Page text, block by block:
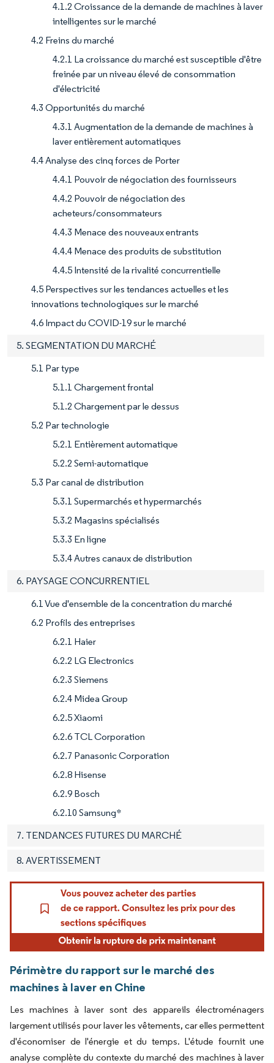
4.1.2 Croissance de la demande de machines à laver
intelligentes sur le marché
4.2 Freins du marché
4.2.1 La croissance du marché est susceptible d'être
freinée par un niveau élevé de consommation
d'électricité
4.3 Opportunités du marché
4.3.1 Augmentation de la demande de machines à
laver entièrement automatiques
4.4 Analyse des cinq forces de Porter
4.4.1 Pouvoir de négociation des fournisseurs
4.4.2 Pouvoir de négociation des
acheteurs/consommateurs
4.4.3 Menace des nouveaux entrants
4.4.4 Menace des produits de substitution
4.4.5 Intensité de la rivalité concurrentielle
4.5 Perspectives sur les tendances actuelles et les
innovations technologiques sur le marché
4.6 Impact du COVID-19 sur le marché
5. SEGMENTATION DU MARCHÉ
5.1 Par type
5.1.1 Chargement frontal
5.1.2 Chargement par le dessus
5.2 Par technologie
5.2.1 Entièrement automatique
5.2.2 Semi-automatique
5.3 Par canal de distribution
5.3.1 Supermarchés et hypermarchés
5.3.2 Magasins spécialisés
5.3.3 En ligne
5.3.4 Autres canaux de distribution
6. PAYSAGE CONCURRENTIEL
6.1 Vue d'ensemble de la concentration du marché
6.2 Profils des entreprises
6.2.1 Haier
6.2.2 LG Electronics
6.2.3 Siemens
6.2.4 Midea Group
6.2.5 Xiaomi
6.2.6 TCL Corporation
6.2.7 Panasonic Corporation
6.2.8 Hisense
6.2.9 Bosch
6.2.10 Samsung*
7. TENDANCES FUTURES DU MARCHÉ
8. AVERTISSEMENT
Périmètre du rapport sur le marché des
machines à laver en Chine
Les machines à laver sont des appareils électroménagers
largement utilisés pour laver les vêtements, car elles permettent
d'économiser de l'énergie et du temps. L'étude fournit une
analyse complète du contexte du marché des machines à laver